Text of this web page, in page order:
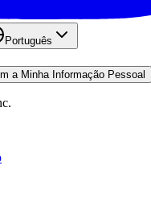
Português
a Minha Informação Pessoal